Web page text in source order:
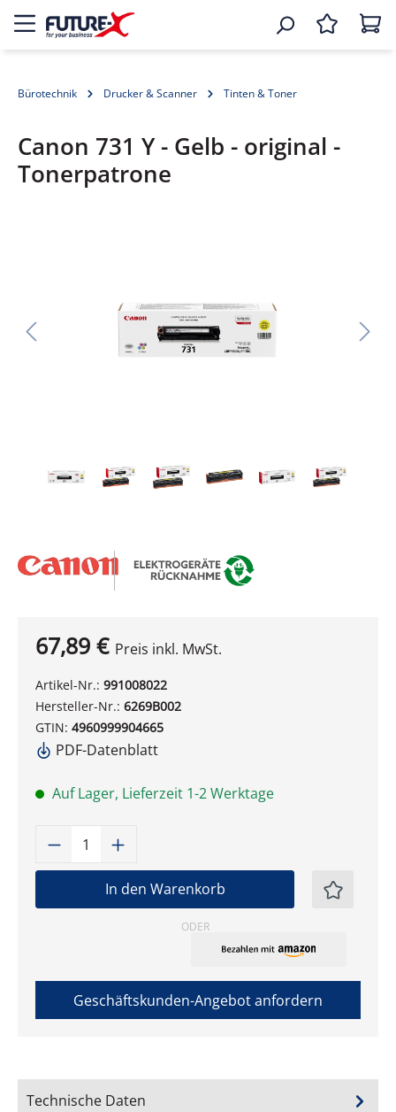
Bürotechnik Drucker & Scanner Tinten & Toner
Canon 731 Y - Gelb - original -
Tonerpatrone
67,89 € Preis inkl. MwSt.
Artikel-Nr.: 991008022
Hersteller-Nr.: 6269B002
GTIN: 4960999904665
PDF-Datenblatt
Auf Lager, Lieferzeit 1-2 Werktage
Produkt Anzahl: Gib den
In den Warenkorb
ODER
Geschäftskunden-Angebot anfordern
Technische Daten